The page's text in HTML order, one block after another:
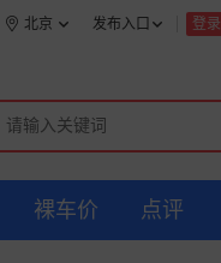
登录
发布入口
北京
裸车价 点评